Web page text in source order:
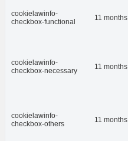
cookielawinfo-
checkbox-functional
11 months
cookielawinfo-
checkbox-necessary
11 months
cookielawinfo-
checkbox-others
11 months